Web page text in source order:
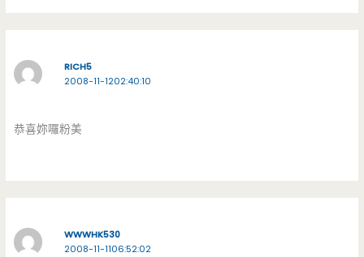
RICH5
2008-11-1202:40:10
恭喜妳囉粉美
WWWHK530
2008-11-1106:52:02